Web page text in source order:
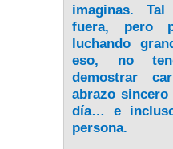
imaginas.
fuera, pero
luchando
eso, no
demostrar
abrazo
día… e
persona.